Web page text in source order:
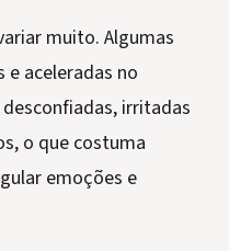
muito. Algumas
e aceleradas no
irritadas
o que costuma
emoções e